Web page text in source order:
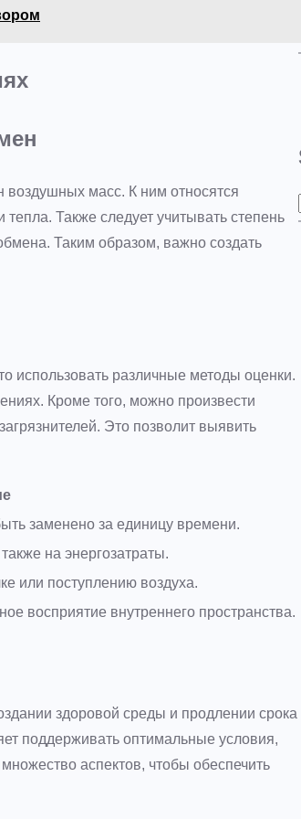
масс. К ним относятся
Также следует учитывать степень
Таким образом, важно создать
использовать различные методы оценки.
Кроме того, можно произвести
Это позволит выявить
заменено за единицу времени.
на энергозатраты.
или поступлению воздуха.
восприятие внутреннего пространства.
здоровой среды и продлении срока
поддерживать оптимальные условия,
аспектов, чтобы обеспечить